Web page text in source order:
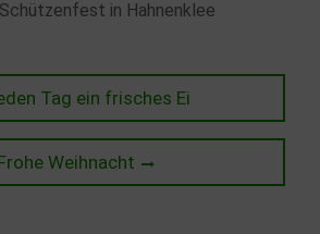
in Hahnenklee
Tag ein frisches Ei
Weihnacht